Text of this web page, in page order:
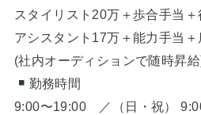
スタイリスト20万＋歩合手当
アシスタント17万＋能力手当
(社内オーディションで随時昇
勤務時間
9:00〜19:00 ／（日・祝）